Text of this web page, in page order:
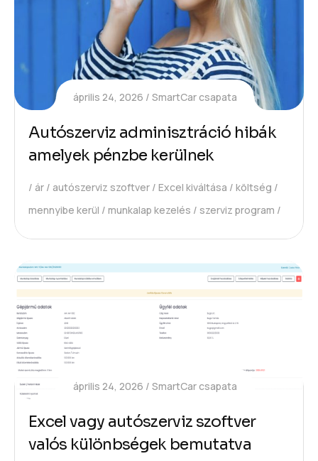
április 24, 2026 SmartCar csapata
Autószerviz adminisztráció hibák
amelyek pénzbe kerülnek
ár autószerviz szoftver Excel kiváltása
költség
mennyibe kerül
munkalap kezelés szerviz program
április 24, 2026 SmartCar csapata
Excel vagy autószerviz szoftver
valós különbségek bemutatva